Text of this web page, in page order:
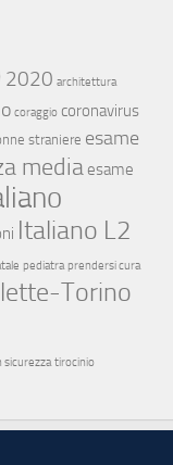
2020 architettura
coraggio coronavirus
straniere esame
media esame
Italiano L2
pediatra prendersi cura
Torino
sicurezza tirocinio